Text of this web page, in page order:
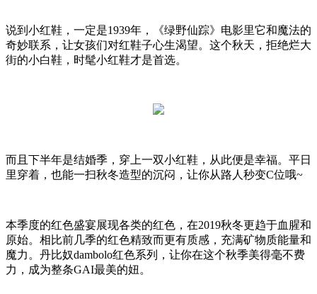
说到小红鞋，一定是1939年，《绿野仙踪》电影里它和魔法的
奇妙联系，让女孩们对红鞋子心生渴望。这个秋天，拒绝烂大
街的小白鞋，时髦小红鞋才是首选。
而且下半年是结婚季，穿上一双小红鞋，从此便是幸福。平日
里穿着，也能一扫秋冬造型的沉闷，让你从路人秒变C位哦~
本季度的红色盛宴展现各类的红色，在2019秋冬更趋于血腥和
原始。相比前几季的红色精致而更有质感，充满矿物质能量和
魔力。丹比奴dambolo红色系列，让你在这个秋季美得毫不费
力，成为整条GAI最美的妞。